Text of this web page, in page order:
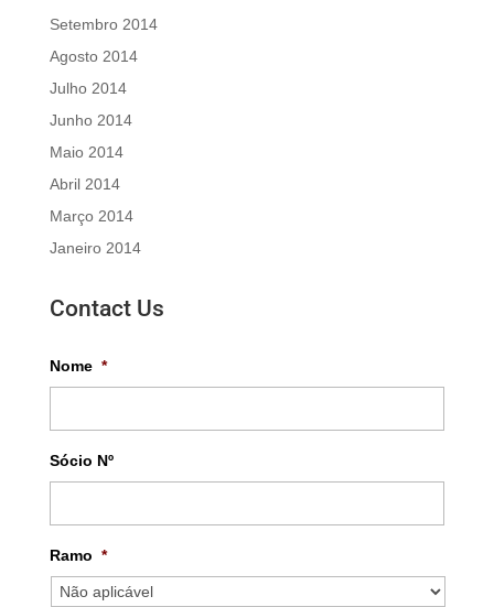
Setembro 2014
Agosto 2014
Julho 2014
Junho 2014
Maio 2014
Abril 2014
Março 2014
Janeiro 2014
Contact Us
Nome *
Sócio Nº
Ramo *